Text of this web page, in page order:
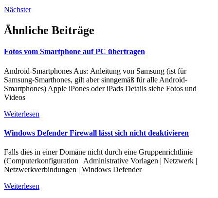
Nächster
Ähnliche Beiträge
Fotos vom Smartphone auf PC übertragen
Android-Smartphones Aus: Anleitung von Samsung (ist für
Samsung-Smarthones, gilt aber sinngemäß für alle Android-
Smartphones) Apple iPones oder iPads Details siehe Fotos und
Videos
Weiterlesen
Windows Defender Firewall lässt sich nicht deaktivieren
Falls dies in einer Domäne nicht durch eine Gruppenrichtlinie
(Computerkonfiguration | Administrative Vorlagen | Netzwerk |
Netzwerkverbindungen | Windows Defender
Weiterlesen